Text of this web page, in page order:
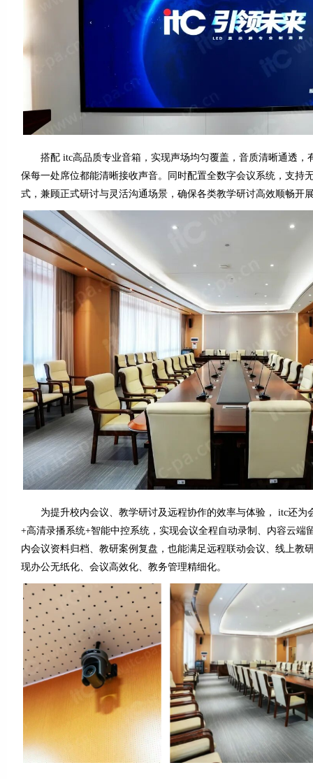
搭配 itc高品质专业音箱，实现声场均匀覆盖，音质清晰通透，
保每一处席位都能清晰接收声音。同时配置全数字会议系统，支持
式，兼顾正式研讨与灵活沟通场景，确保各类教学研讨高效顺畅开
为提升校内会议、教学研讨及远程协作的效率与体验， itc还为
+高清录播系统+智能中控系统，实现会议全程自动录制、内容云端
内会议资料归档、教研案例复盘，也能满足远程联动会议、线上教
现办公无纸化、会议高效化、教务管理精细化。